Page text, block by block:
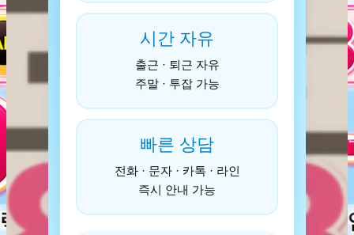
시간 자유
출근 · 퇴근 자유
주말 · 투잡 가능
빠른 상담
전화 · 문자 · 카톡 · 라인
즉시 안내 가능